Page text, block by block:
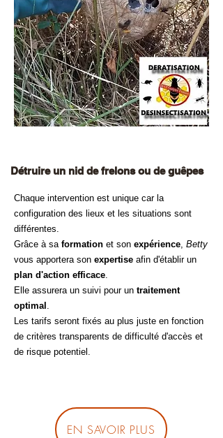
Détruire un nid de frelons ou de guêpes
Chaque intervention est unique car la
configuration des lieux et les situations sont
différentes.
Grâce à sa formation et son expérience, Betty
vous apportera son expertise afin d'établir un
plan d'action efficace.
Elle assurera un suivi pour un traitement
optimal .
Les tarifs seront fixés au plus juste en fonction
de critères transparents de difficulté d'accès et
de risque potentiel.
EN SAVOIR PLUS